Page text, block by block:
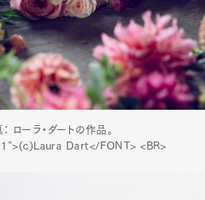
ローラ・ダートの作品。
Dart</FONT> <BR>